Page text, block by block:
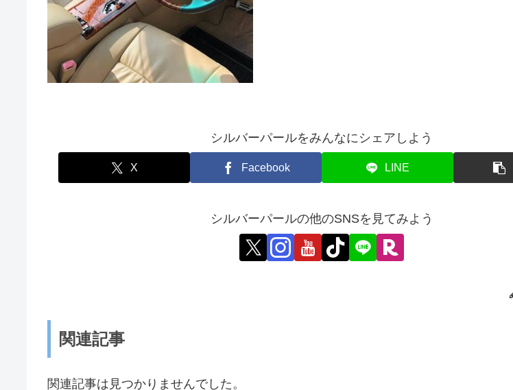
シルバーパールをみんなにシェアしよう
X Facebook LINE
シルバーパールの他のSNSを見てみよう
関連記事
関連記事は見つかりませんでした。